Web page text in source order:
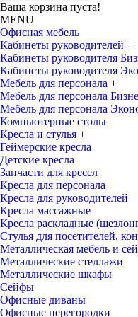
Ваша корзина пуста!
MENU
Офисная мебель
Кабинеты руководителей +
Кабинеты руководителя
Кабинеты руководителя
Мебель для персонала +
Мебель для персонала
Мебель для персонала
Компьютерные столы
Кресла и стулья +
Геймерские кресла
Детские кресла
Запчасти для кресел
Кресла для персонала
Кресла для руководителей
Кресла массажные
Кресла раскладные
Стулья для посетителей,
Металлическая мебель и
Металлические стеллажи
Металлические шкафы
Сейфы
Офисные диваны
Офисные перегородки